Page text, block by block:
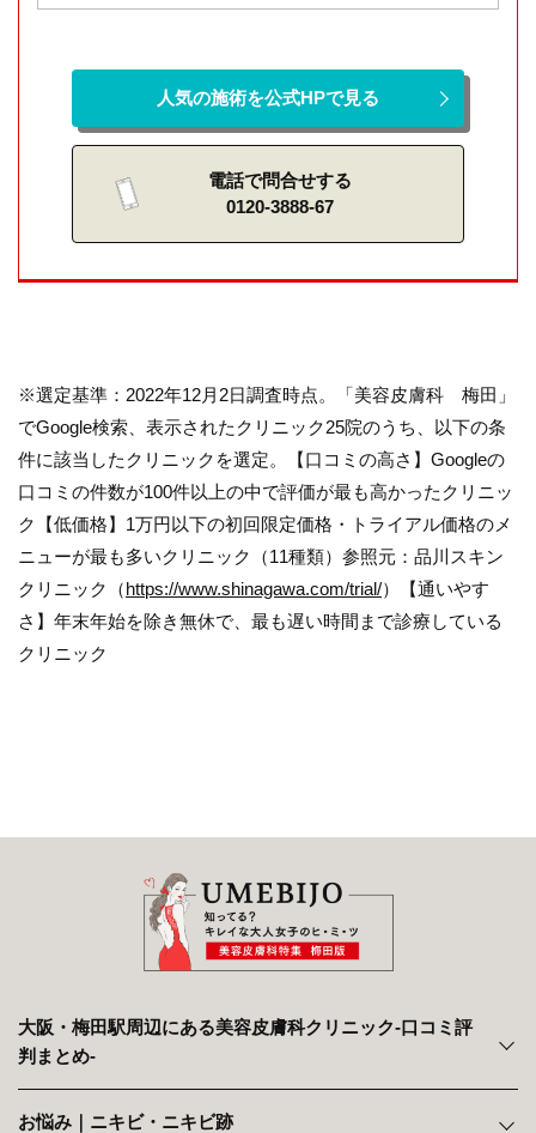
人気の施術を公式HPで見る
電話で問合せする
0120-3888-67
※選定基準：2022年12月2日調査時点。「美容皮膚科 梅田」
でGoogle検索、表示されたクリニック25院のうち、以下の条
件に該当したクリニックを選定。【口コミの高さ】Googleの
口コミの件数が100件以上の中で評価が最も高かったクリニッ
ク【低価格】1万円以下の初回限定価格・トライアル価格のメ
ニューが最も多いクリニック（11種類）参照元：品川スキン
クリニック（https://www.shinagawa.com/trial/）【通いやす
さ】年末年始を除き無休で、最も遅い時間まで診療している
クリニック
大阪・梅田駅周辺にある美容皮膚科クリニック‐口コミ評
判まとめ‐
お悩み｜ニキビ・ニキビ跡